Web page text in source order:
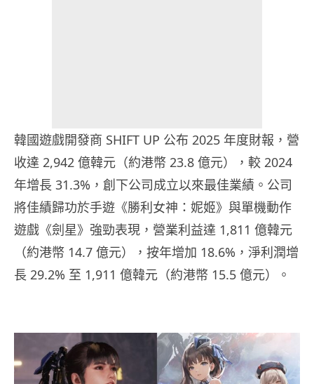
韓國遊戲開發商 SHIFT UP 公布 2025 年度財報，營
收達 2,942 億韓元（約港幣 23.8 億元），較 2024
年增長 31.3%，創下公司成立以來最佳業績。公司
將佳績歸功於手遊《勝利女神：妮姬》與單機動作
遊戲《劍星》強勁表現，營業利益達 1,811 億韓元
（約港幣 14.7 億元），按年增加 18.6%，淨利潤增
長 29.2% 至 1,911 億韓元（約港幣 15.5 億元）。